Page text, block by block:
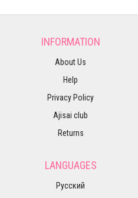
INFORMATION
About Us
Help
Privacy Policy
Ajisai club
Returns
LANGUAGES
Русский